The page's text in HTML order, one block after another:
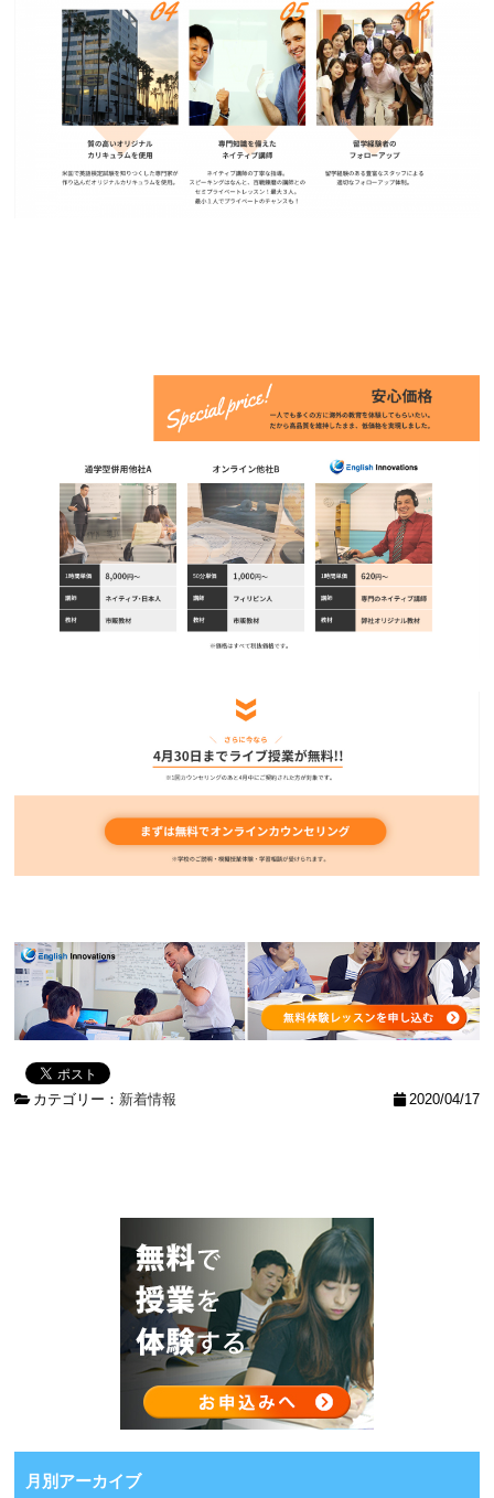
カテゴリー： 新着情報 2020/04/17
月別アーカイブ